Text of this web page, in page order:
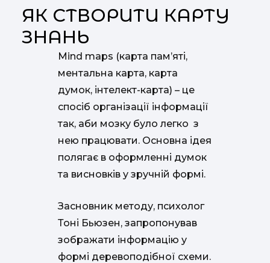
ЯК СТВОРИТИ КАРТУ
ЗНАНЬ
Mind maps (карта пам’яті,
ментальна карта, карта
думок, інтелект-карта) – це
спосіб організації інформації
так, аби мозку було легко з
нею працювати. Основна ідея
полягає в оформленні думок
та висновків у зручній формі.
Засновник методу, психолог
Тоні Бьюзен, запропонував
зображати інформацію у
формі деревоподібної схеми.